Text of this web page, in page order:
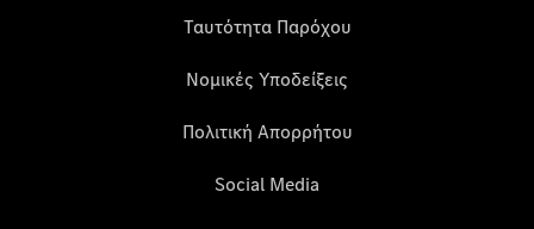
Ταυτότητα Παρόχου
Νομικές Υποδείξεις
Πολιτική Απορρήτου
Social Media